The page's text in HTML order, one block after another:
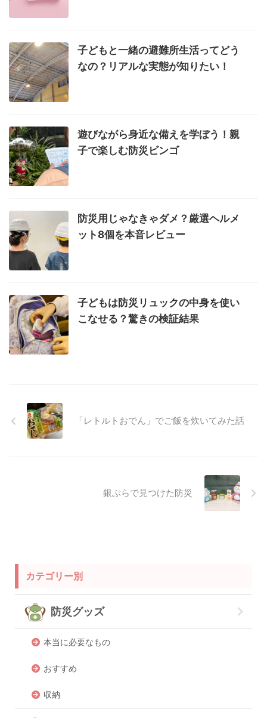
子どもと一緒の避難所生活ってどう
なの？リアルな実態が知りたい！
遊びながら身近な備えを学ぼう！親
子で楽しむ防災ビンゴ
防災用じゃなきゃダメ？厳選ヘルメ
ット8個を本音レビュー
子どもは防災リュックの中身を使い
こなせる？驚きの検証結果
「レトルトおでん」でご飯を炊いてみた話
銀ぶらで見つけた防災
カテゴリー別
防災グッズ
本当に必要なもの
おすすめ
収納